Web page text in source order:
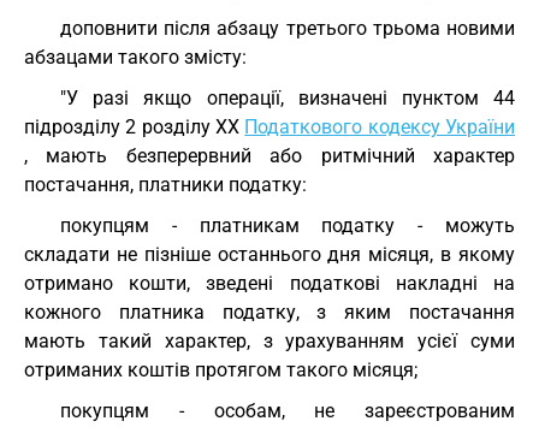
доповнити після абзацу третього трьома новими
абзацами такого змісту:
"У разі якщо операції, визначені пунктом 44
підрозділу 2 розділу ХХ Податкового кодексу України
, мають безперервний або ритмічний характер
постачання, платники податку:
покупцям - платникам податку - можуть
складати не пізніше останнього дня місяця, в якому
отримано кошти, зведені податкові накладні на
кожного платника податку, з яким постачання
мають такий характер, з урахуванням усієї суми
отриманих коштів протягом такого місяця;
покупцям - особам, не зареєстрованим